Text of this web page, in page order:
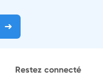
Restez connecté